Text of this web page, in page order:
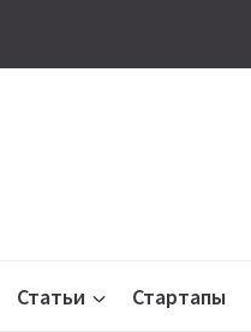
Статьи Стартапы